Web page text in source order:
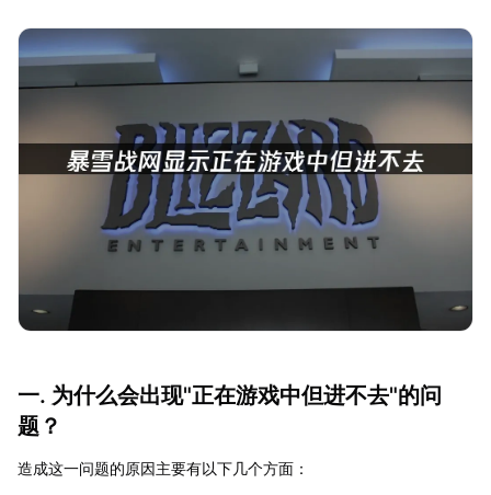
一. 为什么会出现"正在游戏中但进不去"的问
题？
造成这一问题的原因主要有以下几个方面：